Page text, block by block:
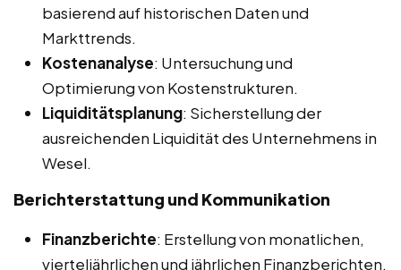
basierend auf historischen Daten und
Markttrends.
Kostenanalyse: Untersuchung und
Optimierung von Kostenstrukturen.
Liquiditätsplanung: Sicherstellung der
ausreichenden Liquidität des Unternehmens in
Wesel.
Berichterstattung und Kommunikation
Finanzberichte: Erstellung von monatlichen,
vierteljährlichen und jährlichen Finanzberichten.